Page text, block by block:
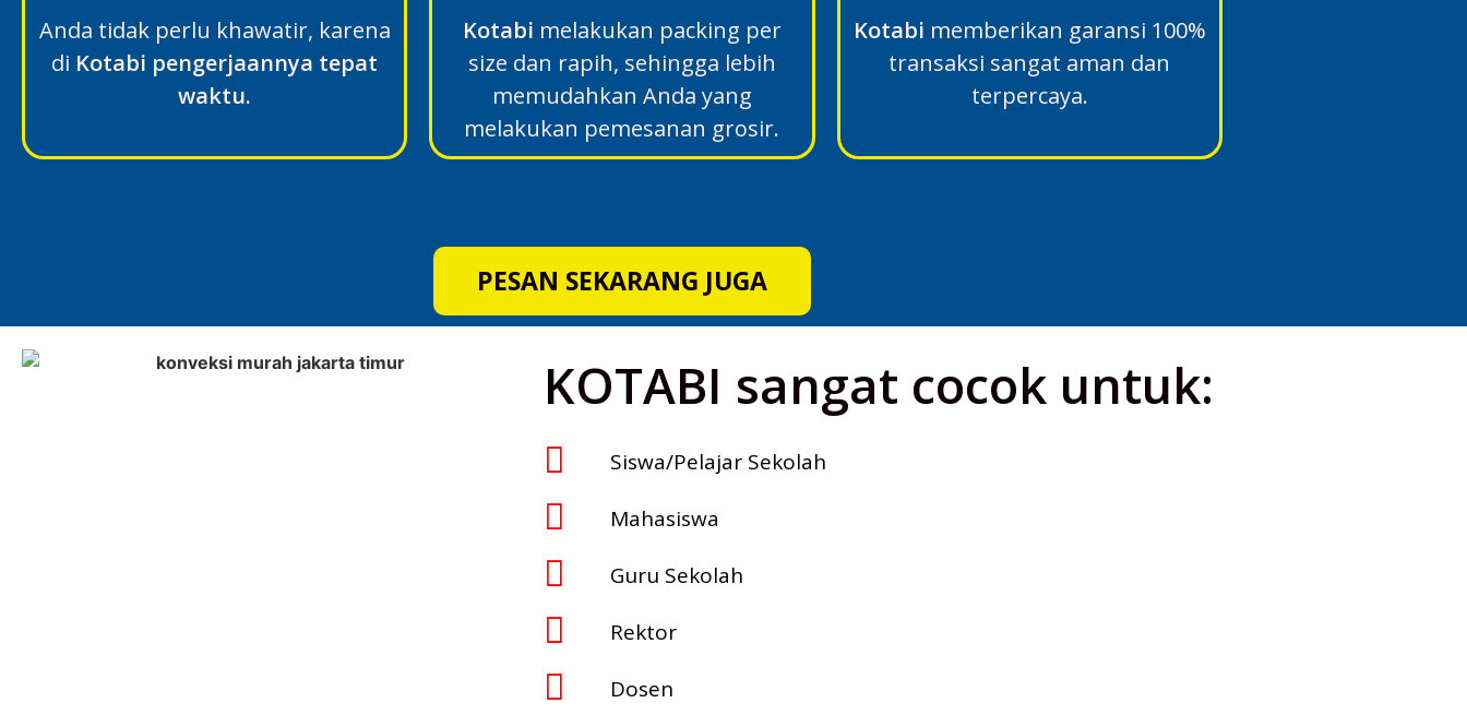
Anda tidak perlu khawatir, karena
di Kotabi pengerjaannya tepat
waktu.
Kotabi melakukan packing per
size dan rapih, sehingga lebih
memudahkan Anda yang
melakukan pemesanan grosir.
Kotabi memberikan garansi 100%
transaksi sangat aman dan
terpercaya.
PESAN SEKARANG JUGA
KOTABI sangat cocok untuk:
Siswa/Pelajar Sekolah
Mahasiswa
Guru Sekolah
Rektor
Dosen